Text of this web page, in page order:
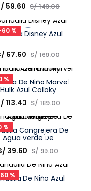
una opción
COMPRAR
59.60 S/149.00
60 %
una opción
COMPRAR
Disney Azul
67.60 S/169.00
%
una opción
COMPRAR
De Niño Marvel
Hulk Azul Colloky
113.40 S/189.00
%
una opción
Cangrejera De
Agua Verde De
Caminante
39.60 S/99.00
60 % De Niño Azul